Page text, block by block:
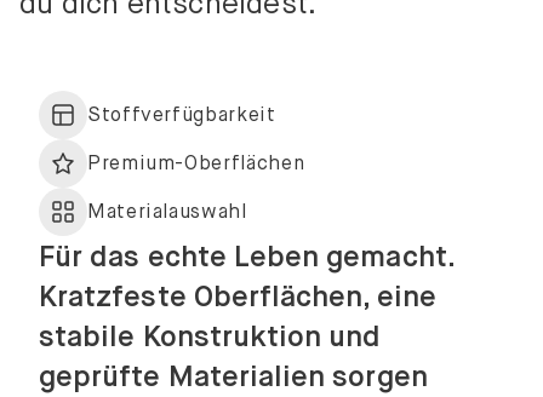
Stoffverfügbarkeit
Premium-Oberflächen
Materialauswahl
Für das echte Leben gemacht.
Kratzfeste Oberflächen, eine
stabile Konstruktion und
geprüfte Materialien sorgen